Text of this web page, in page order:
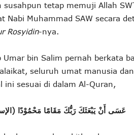
susahpun tetap memuji Allah
Nabi Muhammad SAW secara
Rosyidin-nya.
Umar bin Salim pernah berkata
seluruh umat manusia
ini sesuai di dalam Al-Quran,
عَسَى أَنْ يَبْعَثَكَ رَبُّكَ مَقَامًا مَحْمُوْدًا